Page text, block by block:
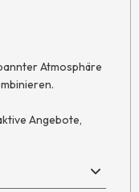
Atmosphäre
Angebote,